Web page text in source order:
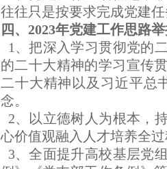
往往只是按要求完成党建
四、2023年党建工作思路
1、把深入学习贯彻党的
的二十大精神的学习宣传
二十大精神以及习近平总
念。
2、以立德树人为根本，
心价值观融入人才培养全过
3、全面提升高校基层党